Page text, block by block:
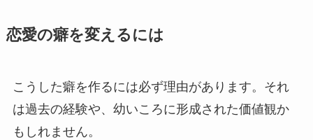
恋愛の癖を変えるには
こうした癖を作るには必ず理由があります。それ
は過去の経験や、幼いころに形成された価値観か
もしれません。